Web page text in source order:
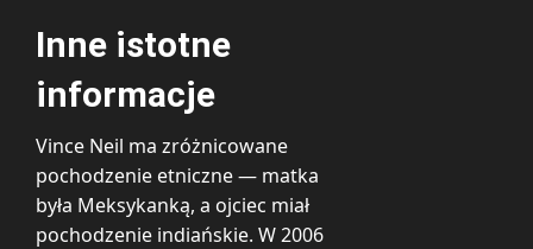
Inne istotne
informacje
Vince Neil ma zróżnicowane
pochodzenie etniczne — matka
była Meksykanką, a ojciec miał
pochodzenie indiańskie. W 2006